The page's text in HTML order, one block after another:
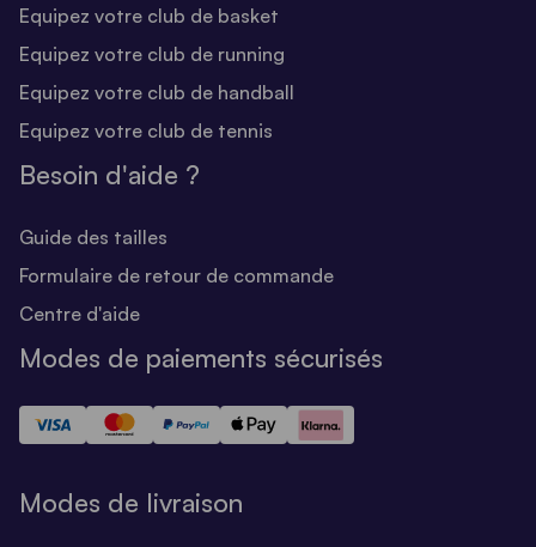
Equipez votre club de basket
Equipez votre club de running
Equipez votre club de handball
Equipez votre club de tennis
Besoin d'aide ?
Guide des tailles
Formulaire de retour de commande
Centre d'aide
Modes de paiements sécurisés
Modes de livraison